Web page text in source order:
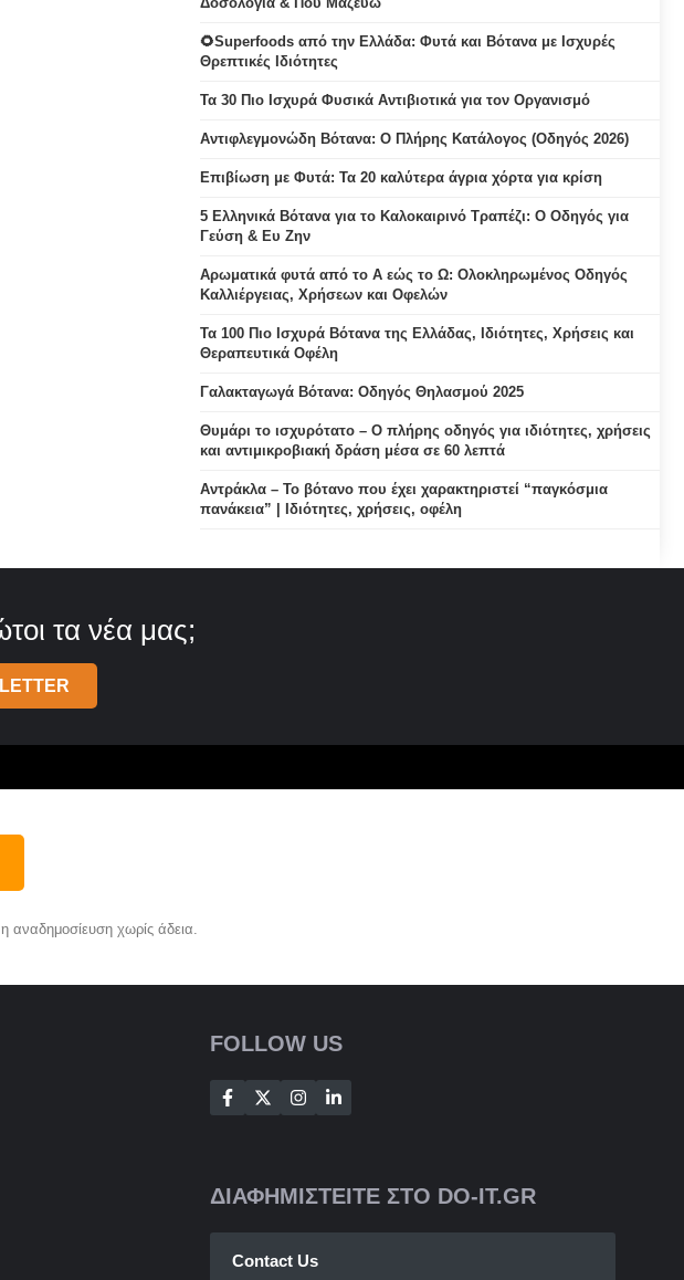
🌻Superfoods από την Ελλάδα: Φυτά και Βότανα με Ισχυρές
Θρεπτικές Ιδιότητες
Τα 30 Πιο Ισχυρά Φυσικά Αντιβιοτικά για τον Οργανισμό
Αντιφλεγμονώδη Βότανα: Ο Πλήρης Κατάλογος (Οδηγός 2026)
Επιβίωση με Φυτά: Τα 20 καλύτερα άγρια χόρτα για κρίση
5 Ελληνικά Βότανα για το Καλοκαιρινό Τραπέζι: Ο Οδηγός για
Γεύση & Ευ Ζην
Αρωματικά φυτά από το Α εώς το Ω: Ολοκληρωμένος Οδηγός
Καλλιέργειας, Χρήσεων και Οφελών
Τα 100 Πιο Ισχυρά Βότανα της Ελλάδας, Ιδιότητες, Χρήσεις και
Θεραπευτικά Οφέλη
Γαλακταγωγά Βότανα: Οδηγός Θηλασμού 2025
Θυμάρι το ισχυρότατο – Ο πλήρης οδηγός για ιδιότητες, χρήσεις
και αντιμικροβιακή δράση μέσα σε 60 λεπτά
Αντράκλα – Το βότανο που έχει χαρακτηριστεί “παγκόσμια
πανάκεια” | Ιδιότητες, χρήσεις, οφέλη
τα νέα μας;
αναδημοσίευση χωρίς άδεια.
FOLLOW US
ΔΙΑΦΗΜΙΣΤΕΙΤΕ ΣΤΟ DO-IT.GR
Contact Us